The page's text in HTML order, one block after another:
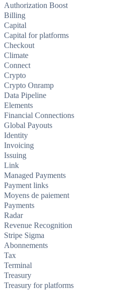
Authorization Boost
Billing
Capital
Capital for platforms
Checkout
Climate
Connect
Crypto
Crypto Onramp
Data Pipeline
Elements
Financial Connections
Global Payouts
Identity
Invoicing
Issuing
Link
Managed Payments
Payment links
Moyens de paiement
Payments
Radar
Revenue Recognition
Stripe Sigma
Abonnements
Tax
Terminal
Treasury
Treasury for platforms